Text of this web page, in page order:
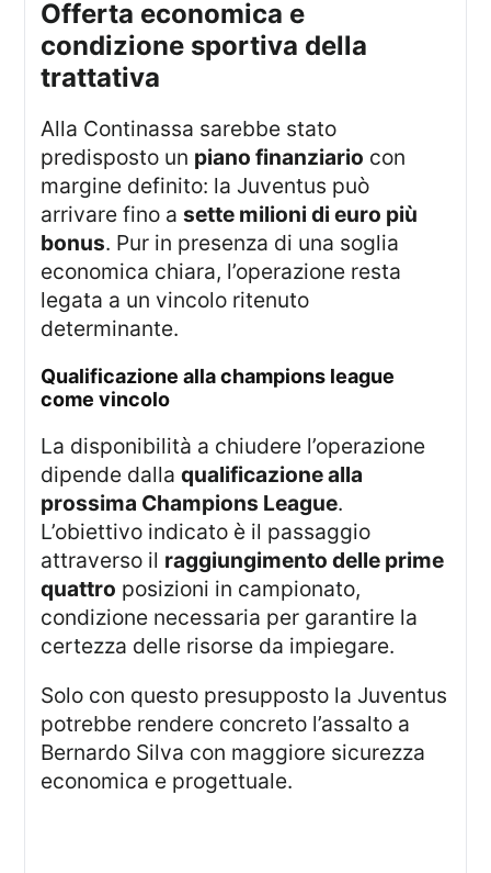
offerta economica e
condizione sportiva della
trattativa
Alla Continassa sarebbe stato
predisposto un piano finanziario con
margine definito: la Juventus può
arrivare fino asette milioni di euro più
bonus. Pur in presenza di una soglia
economica chiara, l’operazione resta
legata a un vincolo ritenuto
determinante.
qualificazione alla champions league
come vincolo
La disponibilità a chiudere l’operazione
dipende dallaqualificazione alla
prossima Champions League.
L’obiettivo indicato è il passaggio
attraverso il raggiungimento delle prime
quattro posizioni in campionato,
condizione necessaria per garantire la
certezza delle risorse da impiegare.
Solo con questo presupposto la Juventus
potrebbe rendere concreto l’assalto a
Bernardo Silva con maggiore sicurezza
economica e progettuale.